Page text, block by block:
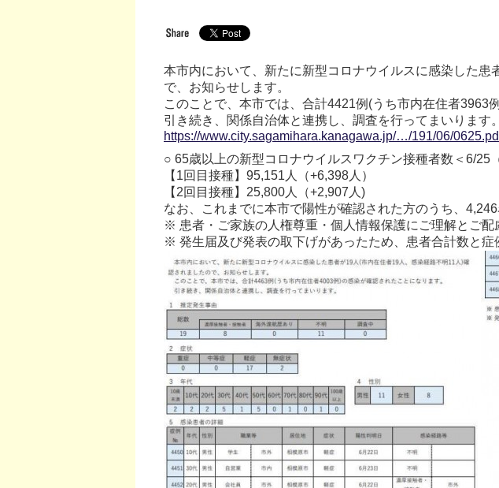
本市内において、新たに新型コロナウイルスに感染した
で、お知らせします。
このことで、本市では、合計4421例(うち市内在住者3963
引き続き、関係自治体と連携し、調査を行ってまいります。
https://www.city.sagamihara.kanagawa.jp/…/191/06/
○ 65歳以上の新型コロナウイルスワクチン接種者数＜6/25
【1回目接種】95,151人（+6,398人）
【2回目接種】25,800人（+2,907人)
なお、これまでに本市で陽性が確認された方のうち、
※ 患者・ご家族の人権尊重・個人情報保護にご理解とご配
※ 発生届及び発表の取下げがあったため、患者合計数と症